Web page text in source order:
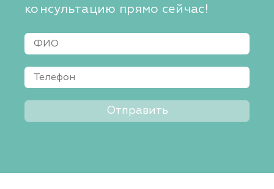
консультацию прямо сейчас!